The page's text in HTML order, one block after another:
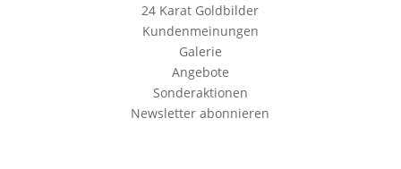
24 Karat Goldbilder
Kundenmeinungen
Galerie
Angebote
Sonderaktionen
Newsletter abonnieren